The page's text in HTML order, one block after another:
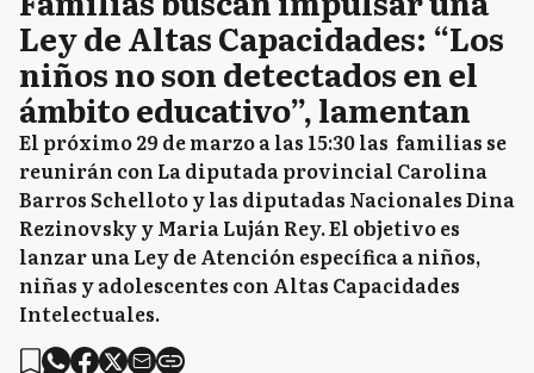
Ley de Altas Capacidades: “Los
niños no son detectados en el
ámbito educativo”, lamentan
El próximo 29 de marzo a las 15:30 las familias se
reunirán con La diputada provincial Carolina
Barros Schelloto y las diputadas Nacionales Dina
Rezinovsky y Maria Luján Rey. El objetivo es
lanzar una Ley de Atención específica a niños,
niñas y adolescentes con Altas Capacidades
Intelectuales.